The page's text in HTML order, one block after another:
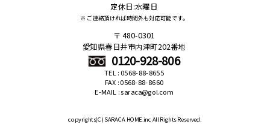
定休日:水曜日
※ ご連絡頂ければ時間外も対応可能です。
480-0301
愛知県春日井市内津町202番地
0120-928-806
TEL : 0568-88-8655
FAX : 0568-88-8660
E-MAIL : saraca@gol.com
copyrights(C)SARACA HOME.inc All Rights Reserved.